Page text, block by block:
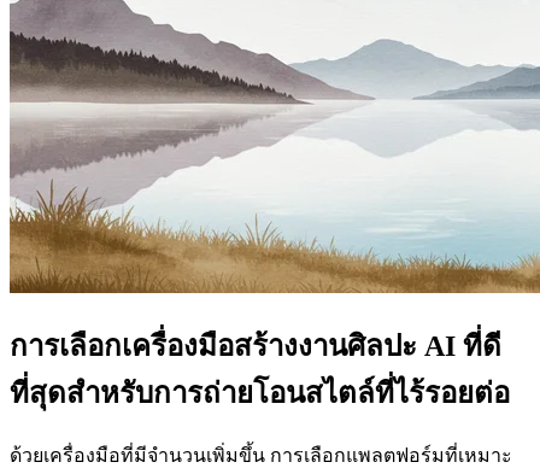
การเลือกเครื่องมือสร้างงานศิลปะ AI ที่ดี
ที่สุดสำหรับการถ่ายโอนสไตล์ที่ไร้รอยต่อ
ด้วยเครื่องมือที่มีจำนวนเพิ่มขึ้น การเลือกแพลตฟอร์มที่เหมาะ